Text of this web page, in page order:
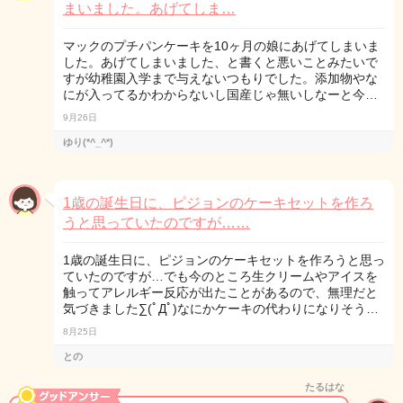
まいました。あげてしま…
マックのプチパンケーキを10ヶ月の娘にあげてしまいま
した。あげてしまいました、と書くと悪いことみたいで
すが幼稚園入学まで与えないつもりでした。添加物やな
にが入ってるかわからないし国産じゃ無いしなーと今…
9月26日
ゆり(*^_^*)
1歳の誕生日に、ピジョンのケーキセットを作ろ
うと思っていたのですが……
1歳の誕生日に、ピジョンのケーキセットを作ろうと思っ
ていたのですが…でも今のところ生クリームやアイスを
触ってアレルギー反応が出たことがあるので、無理だと
気づきました∑(ﾟДﾟ)なにかケーキの代わりになりそう…
8月25日
との
たるはな